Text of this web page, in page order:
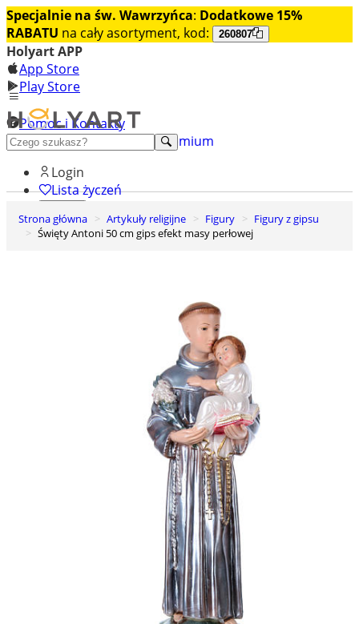
Specjalnie na św. Wawrzyńca: Dodatkowe 15%
RABATU na cały asortyment, kod: 260807
Holyart APP
App Store
Play Store
Pomoc i Kontakty
+48 222 922 860
Odkryj premium
Login
Lista życzeń
0
Koszyk
Strona główna Artykuły religijne Figury
Figury z gipsu
Święty Antoni 50 cm gips efekt masy perłowej